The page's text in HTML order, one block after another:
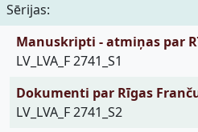
Sērijas:
Manuskripti - atmiņas par
LV_LVA_F 2741_S1
Dokumenti par Rīgas
LV_LVA_F 2741_S2